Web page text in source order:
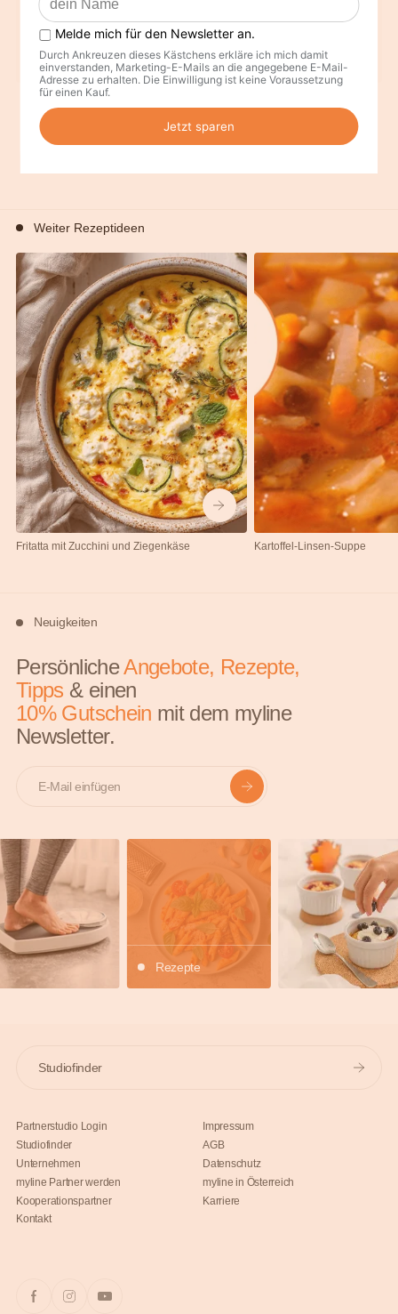
7,90 € 8,90 €
Weiter Rezeptideen
Fritatta mit Zucchini und Ziegenkäse Kartoffel-Linsen-Suppe
Neuigkeiten
PersönlicheAngebote, Rezepte,
Tipps & einen
10% Gutschein mit dem myline
Newsletter.
Rezepte
Studiofinder
Partnerstudio Login
Studiofinder
Unternehmen
myline Partner werden
Kooperationspartner
Kontakt
Impressum
AGB
Datenschutz
myline in Österreich
Karriere